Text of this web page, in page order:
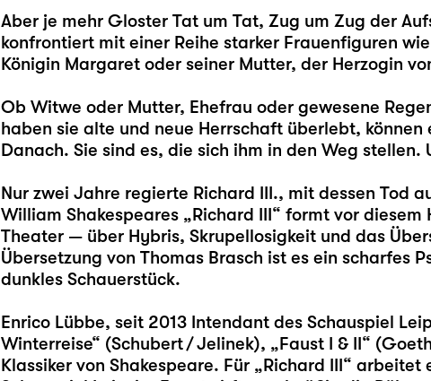
Aber je mehr Gloster Tat um Tat, Zug um Zug der
konfrontiert mit einer Reihe starker Frauenfiguren
Königin Margaret oder seiner Mutter, der Herzogin
Ob Witwe oder Mutter, Ehefrau oder gewesene
haben sie alte und neue Herrschaft überlebt, können
Danach. Sie sind es, die sich ihm in den Weg
Nur zwei Jahre regierte Richard III., mit dessen Tod
William Shakespeares „Richard III“ formt vor
Theater — über Hybris, Skrupellosigkeit und das
Übersetzung von Thomas Brasch ist es ein scharfes
dunkles Schauerstück.
Enrico Lübbe, seit 2013 Intendant des Schauspiel
Winterreise“ (Schubert / Jelinek), „Faust I & II“
Klassiker von Shakespeare. Für „Richard III“